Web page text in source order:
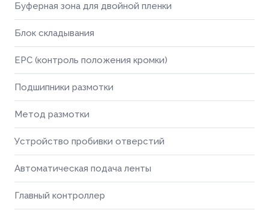
Буферная зона для двойной пленки
Блок складывания
EPC (контроль положения кромки)
Подшипники размотки
Метод размотки
Устройство пробивки отверстий
Автоматическая подача ленты
Главный контроллер